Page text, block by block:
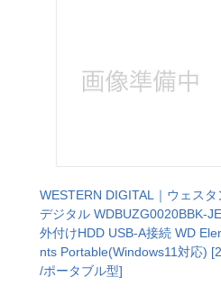
WESTERN DIGITAL｜ウェスタ
デジタル WDBUZG0020BBK-
外付けHDD USB-A接続 WD
nts Portable(Windows11対応)
/ポータブル型]